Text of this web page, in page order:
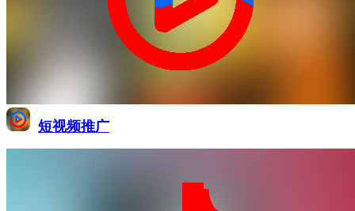
短视频推广